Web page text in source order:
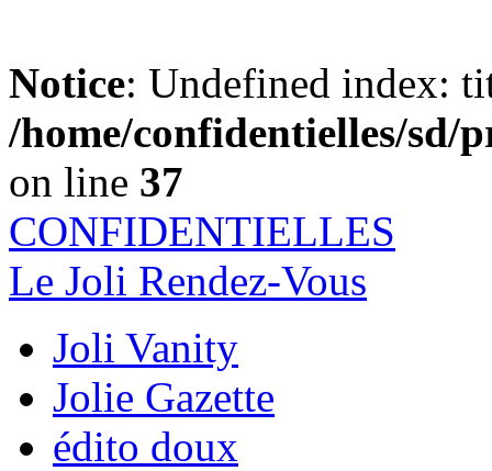
Notice: Undefined index:
/home/confidentielles/sd/
on line 37
CONFIDENTIELLES
Le Joli Rendez-Vous
Joli Vanity
Jolie Gazette
édito doux